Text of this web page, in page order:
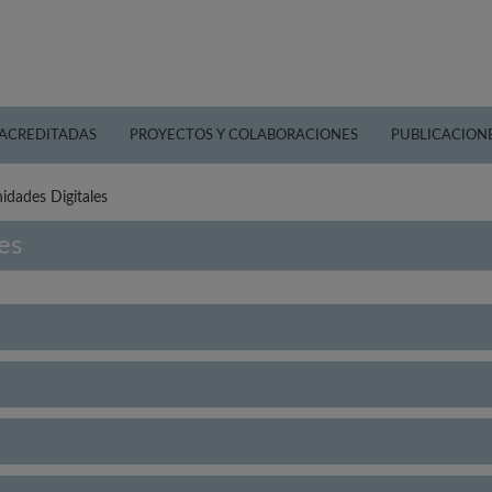
PROYECTOS Y COLABORACIONES
Digitales